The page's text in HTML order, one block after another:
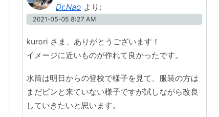
Dr.Nao より:
2021-05-05 8:27 AM
kurori さま、ありがとうございます！
イメージに近いものが作れて良かったです。
水筒は明日からの登校で様子を見て、服装の方は
まだピンと来ていない様子ですが試しながら改良
していきたいと思います。